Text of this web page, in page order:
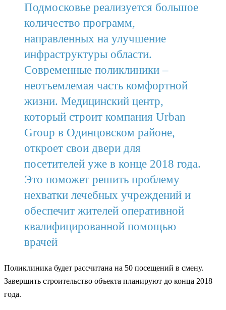
Подмосковье реализуется большое
количество программ,
направленных на улучшение
инфраструктуры области.
Современные поликлиники –
неотъемлемая часть комфортной
жизни. Медицинский центр,
который строит компания Urban
Group в Одинцовском районе,
откроет свои двери для
посетителей уже в конце 2018 года.
Это поможет решить проблему
нехватки лечебных учреждений и
обеспечит жителей оперативной
квалифицированной помощью
врачей
Поликлиника будет рассчитана на 50 посещений в смену.
Завершить строительство объекта планируют до конца 2018
года.